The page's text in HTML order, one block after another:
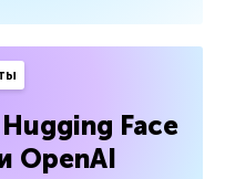
Face
OpenAI